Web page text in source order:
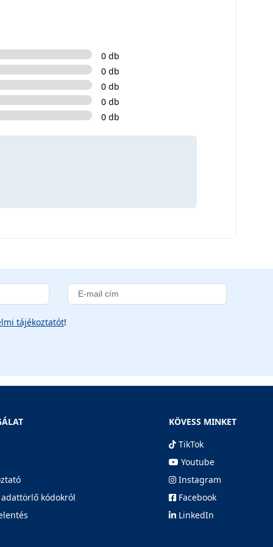
0 db
0 db
0 db
0 db
0 db
tájékoztatót!
kódokról
KÖVESS MINKET
TikTok
Youtube
Instagram
Facebook
LinkedIn